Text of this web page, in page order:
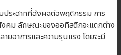
ระสาทที่ส่งผลต่อพฤติกรรม การ
คม ลักษณะของออทิสติกจะแตกต่าง
ยอาการและความรุนแรง โดยจะมี